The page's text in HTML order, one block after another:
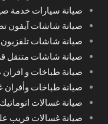
صيانة سيارات خدمة
صيانة شاشات آيفون
صيانة شاشات تلفزيون
صيانة شاشات متنقل
صيانة طباخات و
صيانة طباخات وأفران
صيانة غسالات
صيانة غسالات قريب